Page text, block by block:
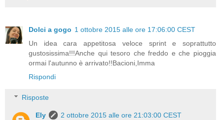
Dolci a gogo 1 ottobre 2015 alle ore 17:06:00 CEST
Un idea cara appetitosa veloce sprint e soprattutto
gustosissima!!!Anche qui tesoro che freddo e che pioggia
ormai l'autunno è arrivato!!Bacioni,Imma
Rispondi
Risposte
Ely
2 ottobre 2015 alle ore 21:03:00 CEST